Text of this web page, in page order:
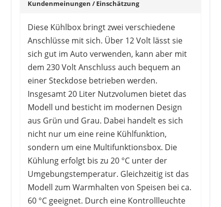
TZS FIRST AUSTRIA
139,95 €
109,95 €
Kundenmeinungen / Einschätzung
Diese Kühlbox bringt zwei verschiedene
Anschlüsse mit sich. Über 12 Volt lässt sie
sich gut im Auto verwenden, kann aber mit
dem 230 Volt Anschluss auch bequem an
einer Steckdose betrieben werden.
Insgesamt 20 Liter Nutzvolumen bietet das
Modell und besticht im modernen Design
aus Grün und Grau. Dabei handelt es sich
nicht nur um eine reine Kühlfunktion,
sondern um eine Multifunktionsbox. Die
Kühlung erfolgt bis zu 20 °C unter der
Umgebungstemperatur. Gleichzeitig ist das
Modell zum Warmhalten von Speisen bei ca.
60 °C geeignet. Durch eine Kontrollleuchte